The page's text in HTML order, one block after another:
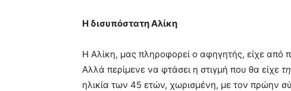
Η δισυπόστατη Αλίκη
Η Αλίκη, μας πληροφορεί ο αφηγητής, είχε από
Αλλά περίμενε να φτάσει η στιγμή που θα είχε
ηλικία των 45 ετών, χωρισμένη, με τον πρώην